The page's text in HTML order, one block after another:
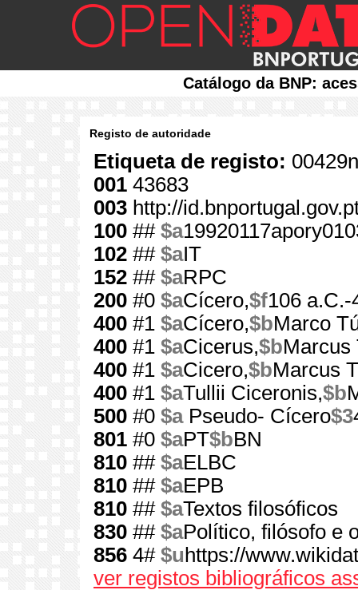
Catálogo da BNP:
Registo de autoridade
Etiqueta de registo:
001 43683
003 http://
100 ## $a
102 ## $aIT
152 ## $aRPC
200 #0 $aCícero,$f106 a.C.-
400 #1 $aCícero,$bMarco
400 #1 $aCicerus,$bMarcus
400 #1 $aCicero,$bMarcus
400 #1 $aTullii Ciceronis,$b
500 #0 $aPseudo- Cícero$3
801 #0 $aPT$bBN
810 ## $aELBC
810 ## $aEPB
810 ## $aTextos filosóficos
830 ## $aPolítico, filósofo e
856 4# $u https://
ver registos bibliográficos